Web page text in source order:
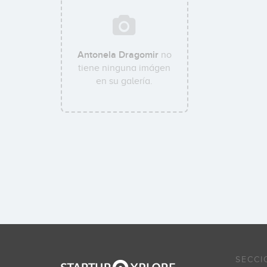
Antonela Dragomir no
tiene ninguna imágen
en su galería.